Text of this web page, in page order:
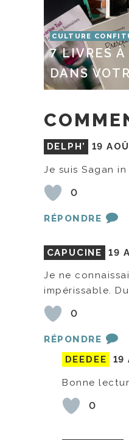
CULTURE
7 LIVRES À
DANS
DELPH’ 19
Je suis Sagan
0
RÉPONDRE
CAPUCINE 19
Je ne
impérissable.
0
RÉPONDRE
DEEDEE
19
Bonne
0